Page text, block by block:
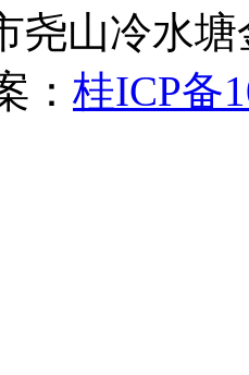
尧山冷水
： 桂ICP备